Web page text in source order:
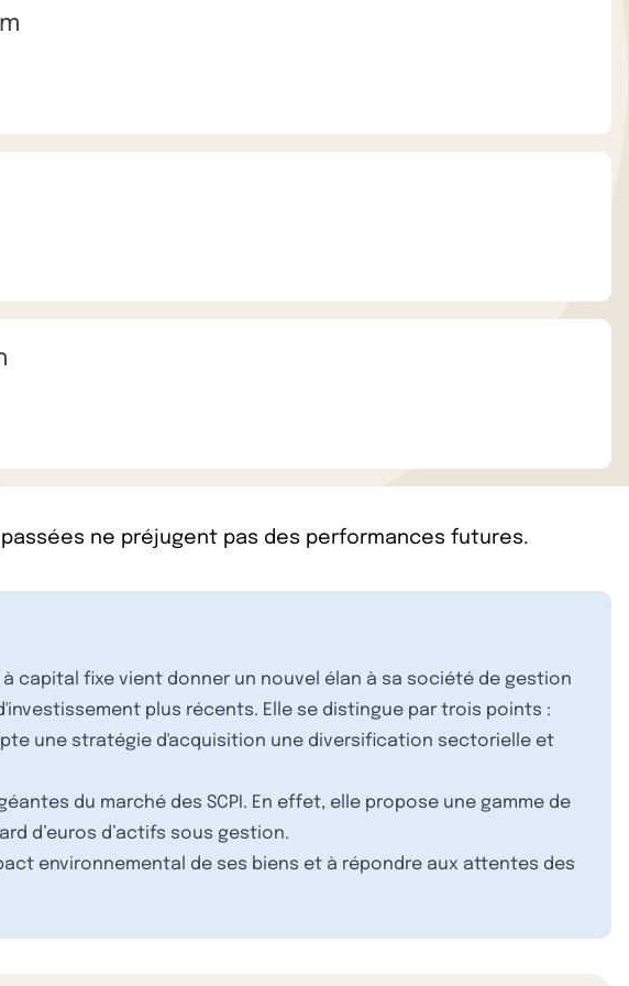
ne préjugent pas des performances futures.
à capital fixe vient donner un nouvel élan à sa société de gestion
plus récents. Elle se distingue par trois points :
une stratégie d'acquisition une diversification sectorielle et
du marché des SCPI. En effet, elle propose une gamme de
d’euros d’actifs sous gestion.
environnemental de ses biens et à répondre aux attentes des